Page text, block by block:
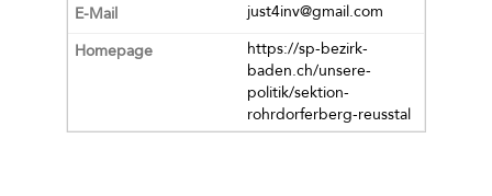
just4inv@gmail.com
https://sp-bezirk-
baden.ch/unsere-
politik/sektion-
rohrdorferberg-reusstal